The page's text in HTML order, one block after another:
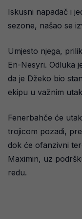
Iskusni napadač i
sezone, našao se
Umjesto njega,
En-Nesyri. Odluka
da je Džeko bio
ekipu u važnim
Fenerbahče će
trojicom pozadi,
dok će ofanzivni
Maximin, uz
redu.